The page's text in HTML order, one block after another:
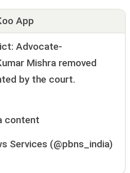
App
Advocate-
Mishra removed
by the court.
content
Services (@pbns_india)